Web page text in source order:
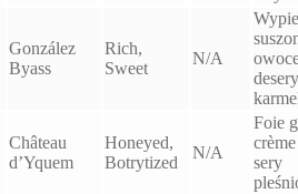
González
Byass
Rich,
Sweet
N/A
desery
Château
d’Yquem
Honeyed,
Botrytized
N/A
Foie
sery